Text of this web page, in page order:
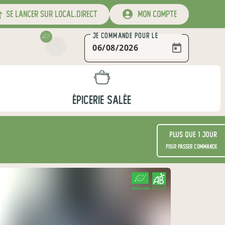
se lancer sur local.direct mon compte
JE COMMANDE POUR LE
ÉPICERIE SALÉE
Plus que 1 jour
pour passer commande
CERTIFIÉ PAR FR-BIO-01
AGRICULTURE FRANCE